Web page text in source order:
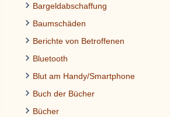
Bargeldabschaffung
Baumschäden
Berichte von Betroffenen
Bluetooth
Blut am Handy/Smartphone
Buch der Bücher
Bücher